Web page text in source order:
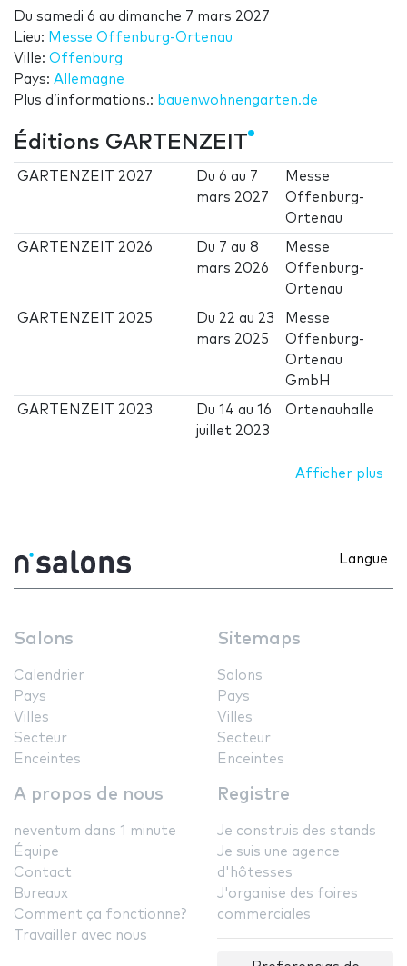
Du samedi 6 au dimanche 7 mars 2027
Lieu: Messe Offenburg-Ortenau
Ville: Offenburg
Pays: Allemagne
Plus d’informations.: bauenwohnengarten.de
Éditions GARTENZEIT
GARTENZEIT 2027 Du6 au 7
mars 2027
Messe
Offenburg-
Ortenau
GARTENZEIT 2026 Du 7 au8
mars 2026
Messe
Offenburg-
Ortenau
GARTENZEIT 2025 Du 22 au 23
mars 2025
Messe
Offenburg-
Ortenau
GmbH
GARTENZEIT 2023 Du14 au16
juillet 2023
Ortenauhalle
Afficher plus
Langue
Salons
Calendrier
Pays
Villes
Secteur
Enceintes
Sitemaps
Salons
Pays
Villes
Secteur
Enceintes
A propos de nous
neventum dans 1 minute
Équipe
Contact
Bureaux
Comment ça fonctionne?
Travailler avec nous
Registre
Je construis des stands
Je suis une agence
d'hôtesses
J'organise des foires
commerciales